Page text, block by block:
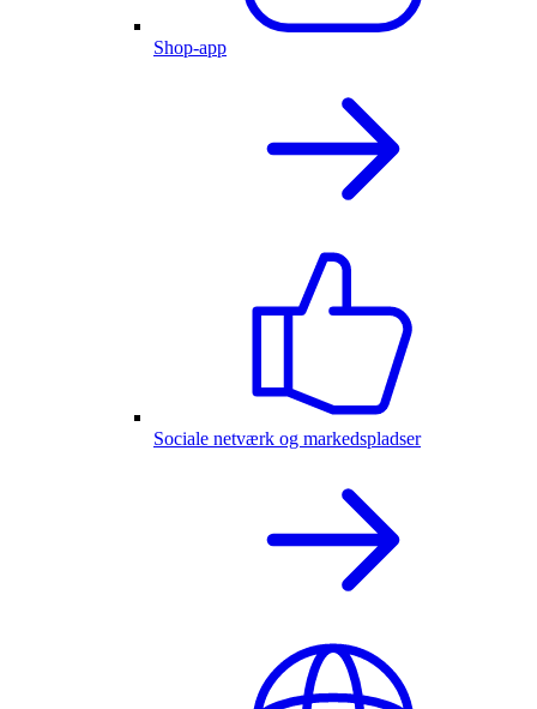
Shop-app
Sociale netværk og markedspladser